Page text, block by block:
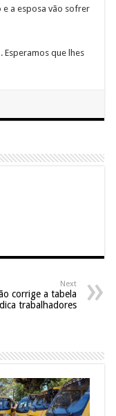
a esposa vão sofrer
Esperamos que lhes
Next
corrige a tabela
trabalhadores